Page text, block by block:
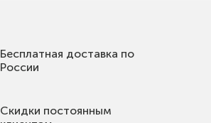
Бесплатная доставка по
России
Скидки постоянным